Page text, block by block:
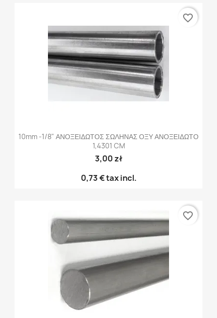
10mm -1/8" ΑΝΟΞΕΙΔΩΤΟΣ ΣΩΛΗΝΑΣ ΟΞΥ ΑΝΟΞΕΙΔΩΤΟ
1,4301 CM
3,00 zł
0,73 €tax incl.
favorite_border
favorite_border